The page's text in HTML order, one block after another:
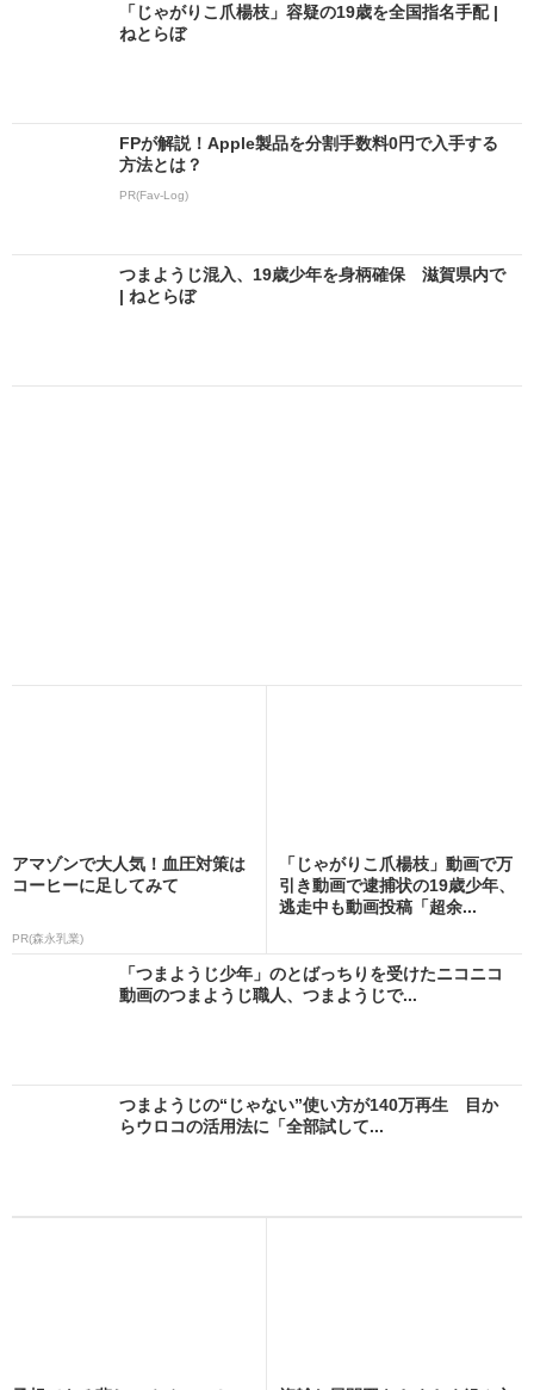
「じゃがりこ爪楊枝」容疑の19歳を全国指名手配 |
ねとらぼ
FPが解説！Apple製品を分割手数料0円で入手する
方法とは？
PR(Fav-Log)
つまようじ混入、19歳少年を身柄確保 滋賀県内で
| ねとらぼ
アマゾンで大人気！血圧対策は
コーヒーに足してみて
PR(森永乳業)
「じゃがりこ爪楊枝」動画で万
引き動画で逮捕状の19歳少年、
逃走中も動画投稿「超余...
「つまようじ少年」のとばっちりを受けたニコニコ
動画のつまようじ職人、つまようじで...
つまようじの“じゃない”使い方が140万再生 目か
らウロコの活用法に「全部試して...